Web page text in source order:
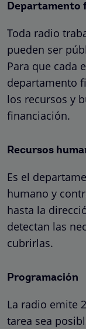
Departamento
Toda radio
pueden ser
Para que cada
departamento
los recursos y
financiación.
Recursos
Es el
humano y
hasta la
detectan las
cubrirlas.
Programación
La radio emite
tarea sea